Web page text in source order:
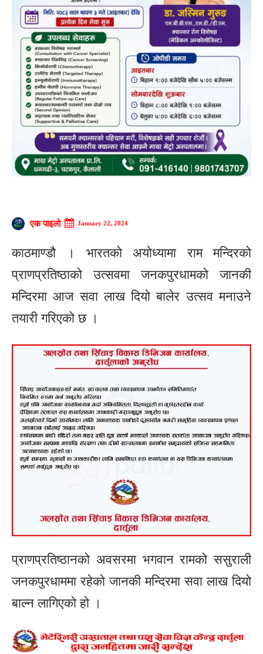
एक पाइलो January 22, 2024
काठमाण्डौ । भारतको अयोध्यामा राम मन्दिरको
प्राणप्रतिष्ठाको उत्सवमा जनकपुरधामको जानकी
मन्दिरमा आज सवा लाख दियो बालेर उत्सव मनाउने
तयारी गरिएको छ ।
प्राणप्रतिष्ठानको अवसरमा भगवान रामको ससुराली
जनकपुरधाममा रहेको जानकी मन्दिरमा सवा लाख दियो
बाल्न लागिएको हो ।